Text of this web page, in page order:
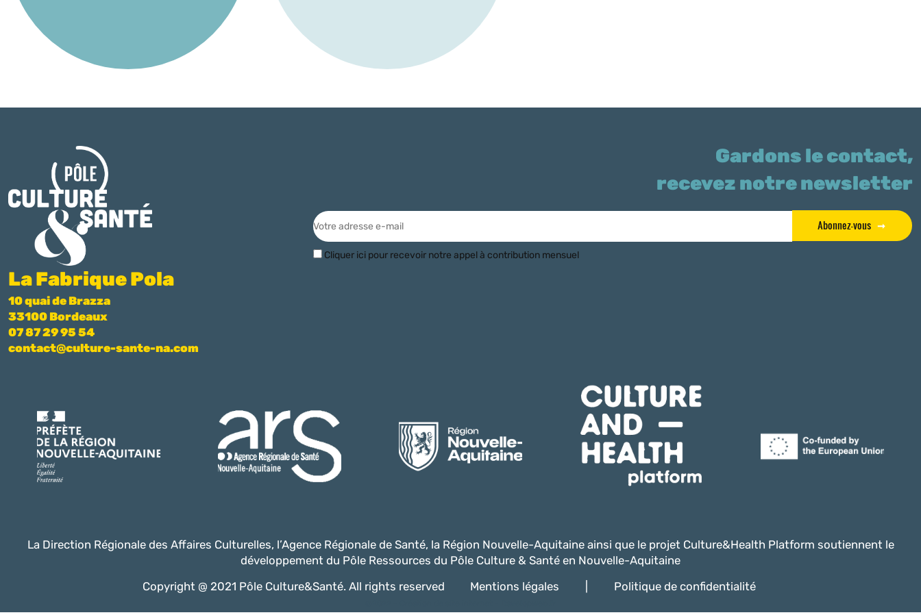
La Fabrique Pola
10 quai de Brazza
33100 Bordeaux
07 87 29 95 54
contact@culture-sante-na.com
Gardons le contact,
recevez notre newsletter
Abonnez-vous
Cliquer ici pour recevoir notre appel à contribution mensuel
La Direction Régionale des Affaires Culturelles, l’Agence Régionale de Santé, la Région Nouvelle-Aquitaine ainsi que le projet Culture&Health Platform soutiennent le
développement du Pôle Ressources du Pôle Culture & Santé en Nouvelle-Aquitaine
Copyright @ 2021 Pôle Culture&Santé. All rights reserved
Mentions légales Politique de confidentialité